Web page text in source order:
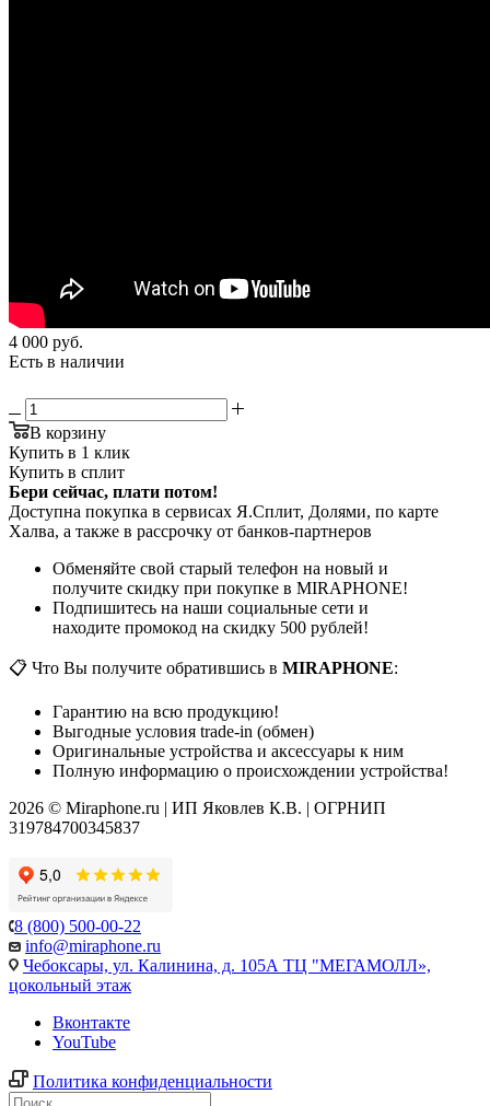
4 000 руб.
Есть в наличии
В корзину
Купить в 1 клик
Купить в сплит
Бери сейчас, плати потом!
Доступна покупка в сервисах Я.Сплит, Долями, по карте
Халва, а также в рассрочку от банков-партнеров
Обменяйте свой старый телефон на новый и
получите скидку при покупке в MIRAPHONE!
Подпишитесь на наши социальные сети и
находите промокод на скидку 500 рублей!
📋 Что Вы получите обратившись в MIRAPHONE:
Гарантию на всю продукцию!
Выгодные условия trade-in (обмен)
Оригинальные устройства и аксессуары к ним
Полную информацию о происхождении устройства!
2026 © Miraphone.ru | ИП Яковлев К.В. | ОГРНИП
319784700345837
8 (800) 500-00-22
info@miraphone.ru
Чебоксары, ул. Калинина, д. 105А ТЦ "МЕГАМОЛЛ»,
цокольный этаж
Вконтакте
YouTube
Политика конфиденциальности